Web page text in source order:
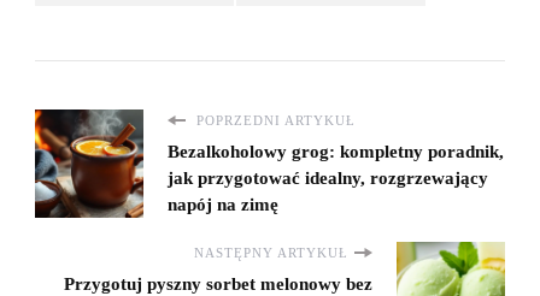
POPRZEDNI ARTYKUŁ
Bezalkoholowy grog: kompletny poradnik,
jak przygotować idealny, rozgrzewający
napój na zimę
NASTĘPNY ARTYKUŁ
Przygotuj pyszny sorbet melonowy bez